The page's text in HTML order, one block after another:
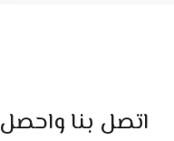
اتصل بنا